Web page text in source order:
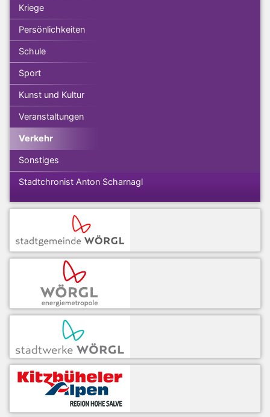
Kriege
Persönlichkeiten
Schule
Sport
Kunst und Kultur
Veranstaltungen
Verkehr
Sonstiges
Stadtchronist Anton Scharnagl